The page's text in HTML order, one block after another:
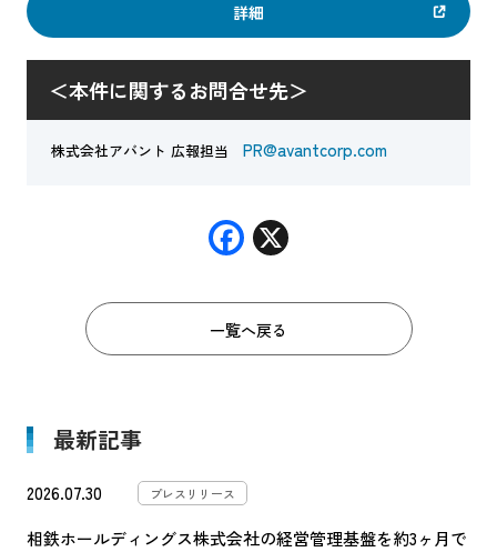
詳細
＜本件に関するお問合せ先＞
株式会社アバント 広報担当 PR@avantcorp.com
F
e
b
一覧へ戻る
最新記事
2026.07.30 プレスリリース
相鉄ホールディングス株式会社の経営管理基盤を約3ヶ月で